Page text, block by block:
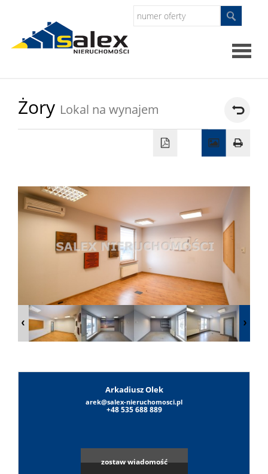
Lokale
Obiekty
Żory Lokal na wynajem
Arkadiusz Olek
arek@salex-nieruchomosci.pl
+48 535 688 889
zostaw wiadomość